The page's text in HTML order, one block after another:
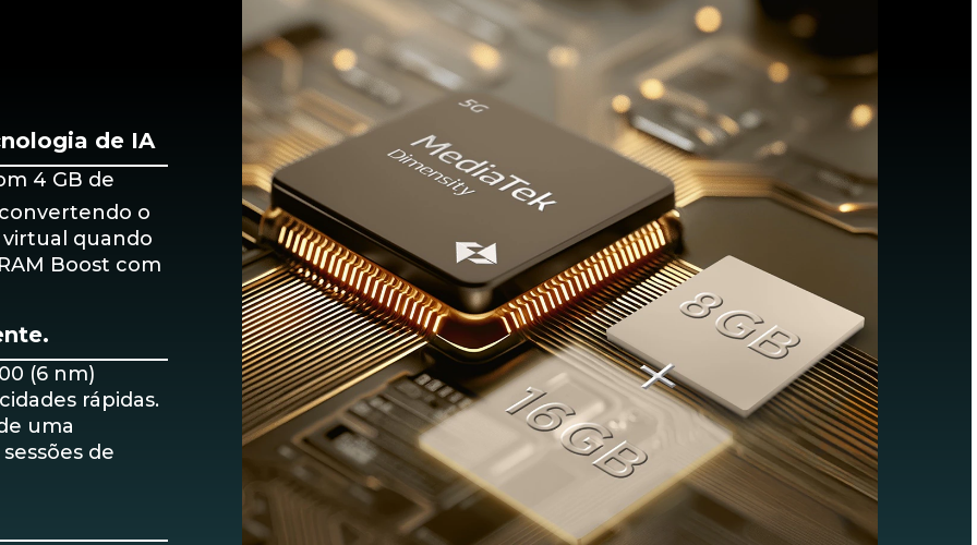
de IA
4 GB de
o
quando
Boost com
(6 nm)
rápidas.
uma
de